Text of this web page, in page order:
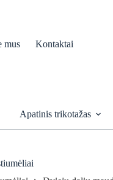
mus Kontaktai
Apatinis trikotažas